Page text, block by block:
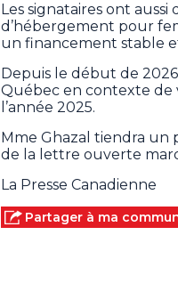
Les signataires ont
d’hébergement pour
un financement stable
Depuis le début de
Québec en contexte
l’année 2025.
Mme Ghazal tiendra un
de la lettre ouverte
La Presse Canadienne
Partager à ma